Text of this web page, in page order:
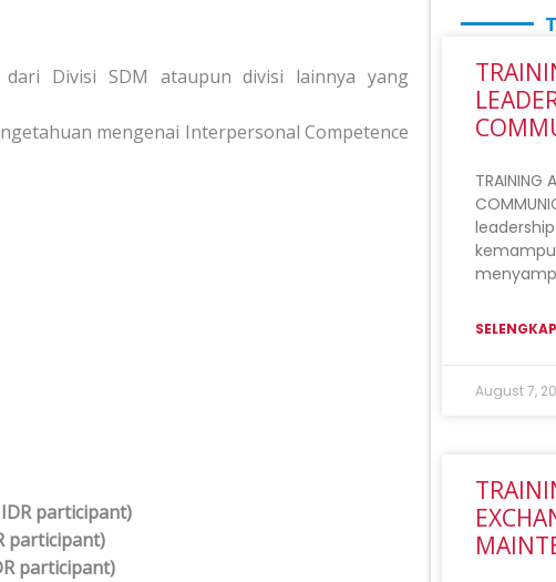
Divisi SDM ataupun divisi lainnya yang
mengenai Interpersonal Competence
participant)
participant)
participant)
TRAINING
August 7,